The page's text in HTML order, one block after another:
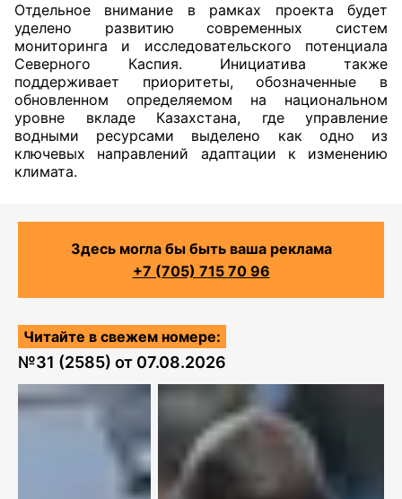
Отдельное внимание в рамках проекта будет
уделено развитию современных систем
мониторинга и исследовательского потенциала
Северного Каспия. Инициатива также
поддерживает приоритеты, обозначенные в
обновленном определяемом на национальном
уровне вкладе Казахстана, где управление
водными ресурсами выделено как одно из
ключевых направлений адаптации к изменению
климата.
Здесь могла бы быть ваша реклама
+7 (705) 715 70 96
Читайте в свежем номере:
№31 (2585) от 07.08.2026